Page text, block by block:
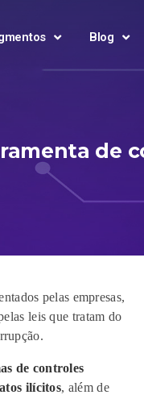
Blog
de
pelas empresas,
leis que tratam do
de controles
ilícitos, além de